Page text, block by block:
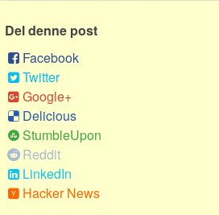
Del denne post
Facebook
Twitter
Google+
Delicious
StumbleUpon
Reddit
LinkedIn
Hacker News